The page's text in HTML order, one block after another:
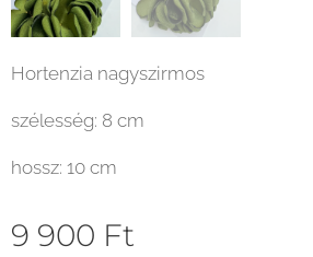
Hortenzia nagyszirmos
szélesség: 8 cm
hossz: 10 cm
9 900 Ft